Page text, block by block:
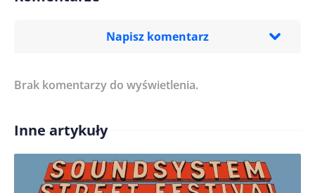
Napisz komentarz
Treść komentarza*
Imię/ Nick*
Brak komentarzy do wyświetlenia.
Inne artykuły